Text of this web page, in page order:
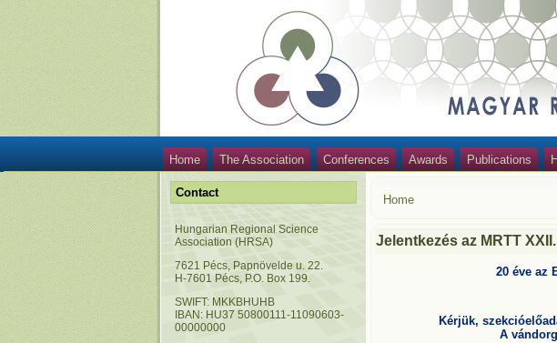
Home The Association Conferences Awards Publications
Contact
Hungarian Regional Science
Association (HRSA)
7621 Pécs, Papnövelde u. 22.
H-7601 Pécs, P.O. Box 199.
SWIFT: MKKBHUHB
IBAN: HU37 50800111-11090603-
00000000
Home
Jelentkezés az MRTT
20 éve az
Kérjük,
A